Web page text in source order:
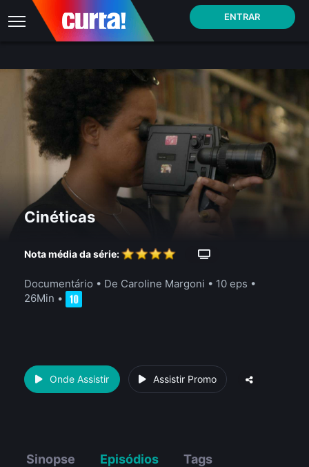
ENTRAR
Cinéticas
Nota média da série:
Documentário • De Caroline Margoni • 10 eps •
26Min •
Onde Assistir Assistir Promo
Sinopse Episódios Tags